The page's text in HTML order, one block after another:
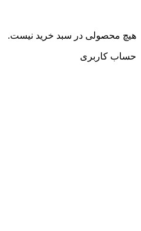
هیچ محصولی در سبد خرید نیست.
حساب کاربری